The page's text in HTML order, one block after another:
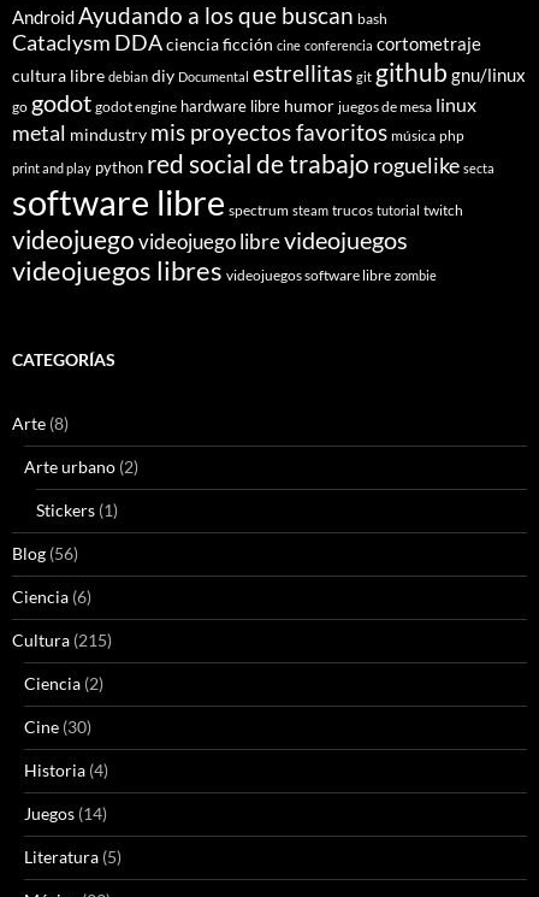
AndroidAyudando a los que buscan bash
Cataclysm DDAciencia ficción cine conferencia cortometraje
cultura libre debian diy Documental estrellitas git github gnu/linux
go godot godot engine hardware libre humor juegos de mesa linux
metal mindustry mis proyectos favoritos música php
print and play python red social de trabajo roguelike secta
software libre spectrum steam trucos tutorial twitch
videojuegovideojuego librevideojuegos
videojuegos libres videojuegos software libre zombie
CATEGORÍAS
Arte (8)
Arte urbano (2)
Stickers (1)
Blog (56)
Ciencia (6)
Cultura (215)
Ciencia (2)
Cine (30)
Historia (4)
Juegos (14)
Literatura (5)